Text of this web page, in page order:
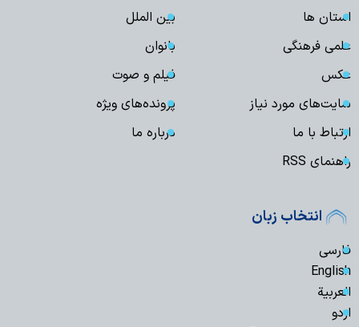
استان ها
بین الملل
علمی فرهنگی
بانوان
عکس
فیلم و صوت
سایت‌های مورد نیاز
پرونده‌های ویژه
ارتباط با ما
درباره ما
راهنمای RSS
انتخاب زبان
فارسی
English
العربیة
اردو